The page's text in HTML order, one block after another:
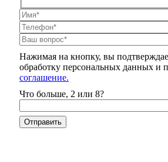
Нажимая на кнопку, вы
обработку персональных данных и
соглашение.
Что больше, 2 или 8?